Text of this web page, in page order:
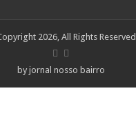
2026, All Rights Reserved
by jornal nosso bairro